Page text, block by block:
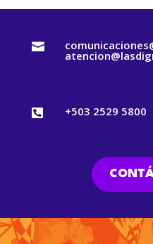

 +503 2529 5800